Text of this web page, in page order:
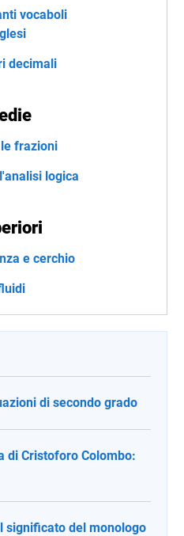
vocaboli
decimali
frazioni
logica
e cerchio
di secondo grado
di Cristoforo Colombo:
significato del monologo